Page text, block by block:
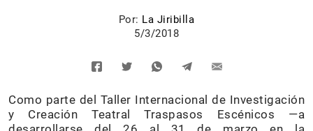
Por: La Jiribilla
5/3/2018
Como parte del Taller Internacional de Investigación
y Creación Teatral Traspasos Escénicos —a